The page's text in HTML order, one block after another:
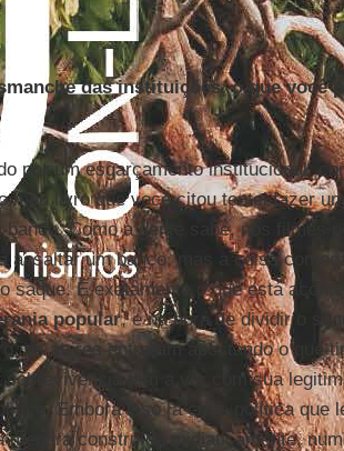
das instituições, o que você
por um esgarçamento institucional,
meu livro que você citou tentei fazer
Como a gente sabe, nos filmes
um banco, mas a coisa começa
saque. É exatamente o que está
popular, e na hora de dividir o
os atores entraram apostando o que
tem a ver com sua
Embora isso [a crise política que
mentira construída midiaticamente,